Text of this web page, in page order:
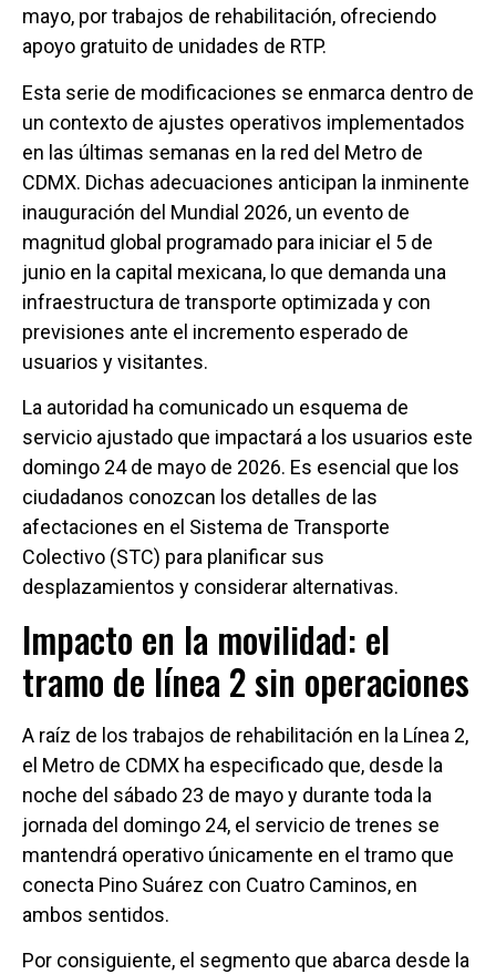
mayo, por trabajos de rehabilitación, ofreciendo
apoyo gratuito de unidades de RTP.
Esta serie de modificaciones se enmarca dentro de
un contexto de ajustes operativos implementados
en las últimas semanas en la red del Metro de
CDMX. Dichas adecuaciones anticipan la inminente
inauguración del Mundial 2026, un evento de
magnitud global programado para iniciar el 5 de
junio en la capital mexicana, lo que demanda una
infraestructura de transporte optimizada y con
previsiones ante el incremento esperado de
usuarios y visitantes.
La autoridad ha comunicado un esquema de
servicio ajustado que impactará a los usuarios este
domingo 24 de mayo de 2026. Es esencial que los
ciudadanos conozcan los detalles de las
afectaciones en el Sistema de Transporte
Colectivo (STC) para planificar sus
desplazamientos y considerar alternativas.
Impacto en la movilidad: el
tramo de línea 2 sin operaciones
A raíz de los trabajos de rehabilitación en la Línea 2,
el Metro de CDMX ha especificado que, desde la
noche del sábado 23 de mayo y durante toda la
jornada del domingo 24, el servicio de trenes se
mantendrá operativo únicamente en el tramo que
conecta Pino Suárez con Cuatro Caminos, en
ambos sentidos.
Por consiguiente, el segmento que abarca desde la